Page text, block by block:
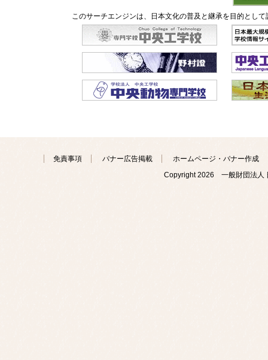
このサーチエンジンは、日本文化の普及と継承を目的とし
免責事項 バナー広告掲載
ホームページ・バナー作成
Copyright2026 一般財団法人